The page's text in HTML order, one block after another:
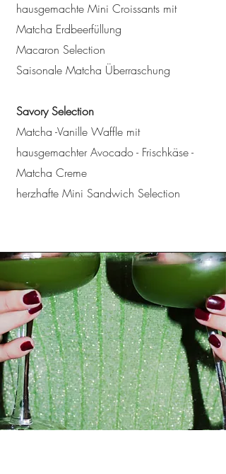
hausgemachte Mini Croissants mit
Matcha Erdbeerfüllung
Macaron Selection
Saisonale Matcha Überraschung
Savory Selection
Matcha -Vanille Waffle mit
hausgemachter Avocado - Frischkäse -
Matcha Creme
herzhafte Mini Sandwich Selection